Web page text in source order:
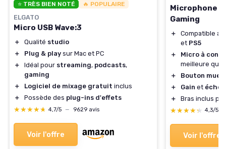
⭐ TRÈS BIEN NOTÉ 🔥 POPULAIRE
ELGATO
Micro USB Wave:3
＋ Qualité studio
＋
Plug & play sur Mac et PC
＋
Idéal pour streaming, podcasts,
gaming
＋
Logiciel de mixage gratuit inclus
＋
Possède des plug-ins d'effets
★★★★★
★★★★★ 4,7/5 — 9629 avis
Voir l'offre
Microphone
Gaming
＋
Compatible
et PS5
＋
Micro à
meilleure
＋
Bouton muet
＋
Gain et écho
＋
Bras inclus
★★★★★
★★★★★ 4,3/5
Voir l'offre